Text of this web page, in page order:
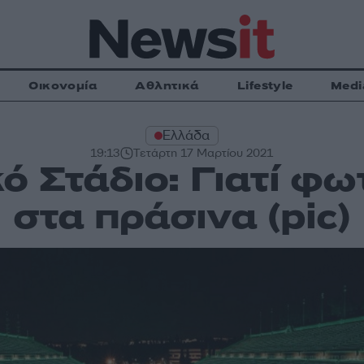
Οικονομία Αθλητικά Lifestyle
Ελλάδα
19:13 Τετάρτη 17 Μαρτίου 2021
Στάδιο: Γιατί
στα πράσινα (pic)